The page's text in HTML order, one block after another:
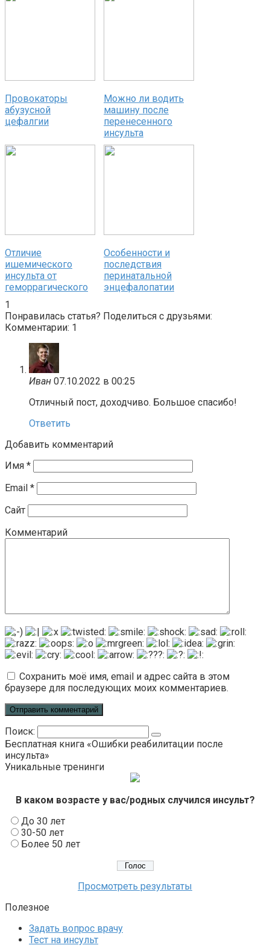
Провокаторы
абузусной
цефалгии
Можно ли водить
машину после
перенесенного
инсульта
Отличие
ишемического
инсульта от
геморрагического
Особенности и
последствия
перинатальной
энцефалопатии
1
Понравилась статья? Поделиться с друзьями:
Комментарии: 1
Иван 07.10.2022 в 00:25
Отличный пост, доходчиво. Большое спасибо!
Ответить
Добавить комментарий
Имя *
Email *
Сайт
Комментарий
Сохранить моё имя, email и адрес сайта в этом
браузере для последующих моих комментариев.
Поиск:
Бесплатная книга «Ошибки реабилитации после
инсульта»
Уникальные тренинги
В каком возрасте у вас/родных случился инсульт?
До 30 лет
30-50 лет
Более 50 лет
Просмотреть результаты
Полезное
Задать вопрос врачу
Тест на инсульт